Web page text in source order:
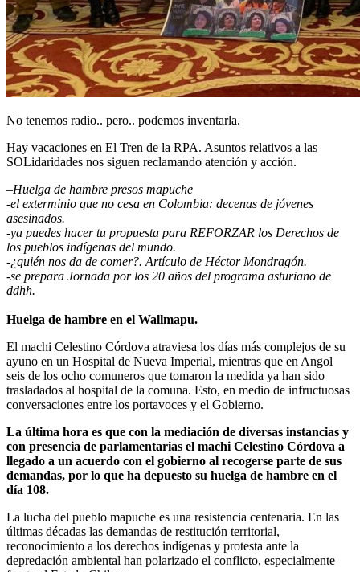
No tenemos radio.. pero.. podemos inventarla.
Hay vacaciones en El Tren de la RPA. Asuntos relativos a las
SOLidaridades nos siguen reclamando atención y acción.
–Huelga de hambre presos mapuche
-el exterminio que no cesa en Colombia: decenas de jóvenes
asesinados.
-ya puedes hacer tu propuesta para REFORZAR los Derechos de
los pueblos indígenas del mundo.
-¿quién nos da de comer?. Artículo de Héctor Mondragón.
-se prepara Jornada por los 20 años del programa asturiano de
ddhh.
Huelga de hambre en el Wallmapu.
El machi Celestino Córdova atraviesa los días más complejos de su
ayuno en un Hospital de Nueva Imperial, mientras que en Angol
seis de los ocho comuneros que tomaron la medida ya han sido
trasladados al hospital de la comuna. Esto, en medio de infructuosas
conversaciones entre los portavoces y el Gobierno.
La última hora es que con la mediación de diversas instancias y
con presencia de parlamentarias el machi Celestino Córdova a
llegado a un acuerdo con el gobierno al recogerse parte de sus
demandas, por lo que ha depuesto su huelga de hambre en el
día 108.
La lucha del pueblo mapuche es una resistencia centenaria. En las
últimas décadas las demandas de restitución territorial,
reconocimiento a los derechos indígenas y protesta ante la
depredación ambiental han polarizado el conflicto, especialmente